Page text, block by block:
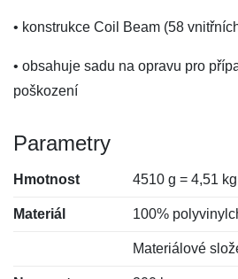
• konstrukce Coil Beam (58
• obsahuje sadu na opravu pro
poškození
Parametry
Hmotnost 4510 g = 4,51 kg
Materiál 100%
Materiálové